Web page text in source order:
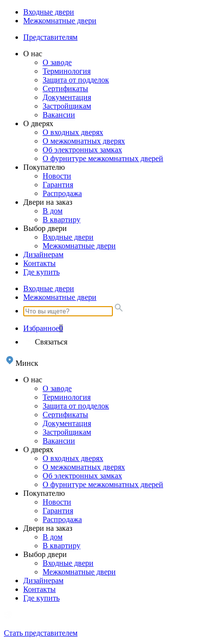
Входные двери
Межкомнатные двери
Представителям
О нас
О заводе
Терминология
Защита от подделок
Сертификаты
Документация
Застройщикам
Вакансии
О дверях
О входных дверях
О межкомнатных дверях
Об электронных замках
О фурнитуре межкомнатных дверей
Покупателю
Новости
Гарантия
Распродажа
Двери на заказ
В дом
В квартиру
Выбор двери
Входные двери
Межкомнатные двери
Дизайнерам
Контакты
Где купить
Входные двери
Межкомнатные двери
Избранное0
Связаться
Минск
О нас
О заводе
Терминология
Защита от подделок
Сертификаты
Документация
Застройщикам
Вакансии
О дверях
О входных дверях
О межкомнатных дверях
Об электронных замках
О фурнитуре межкомнатных дверей
Покупателю
Новости
Гарантия
Распродажа
Двери на заказ
В дом
В квартиру
Выбор двери
Входные двери
Межкомнатные двери
Дизайнерам
Контакты
Где купить
Стать представителем